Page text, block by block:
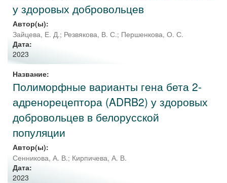
у здоровых добровольцев
Автор(ы):
Зайцева, Е. Д.; Резвякова, В. С.; Першенкова, О. С.
Дата:
2023
Название:
Полиморфные варианты гена бета 2-
адренорецептора (ADRB2) у здоровых
добровольцев в белорусской
популяции
Автор(ы):
Сенникова, А. В.; Кирпичева, А. В.
Дата:
2023